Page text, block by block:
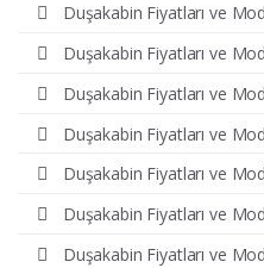
Duşakabin Fiyatları ve
Duşakabin Fiyatları ve
Duşakabin Fiyatları ve
Duşakabin Fiyatları ve
Duşakabin Fiyatları ve
Duşakabin Fiyatları ve
Duşakabin Fiyatları ve